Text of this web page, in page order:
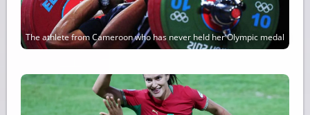
The athlete from Cameroon who has never held her Olympic medal